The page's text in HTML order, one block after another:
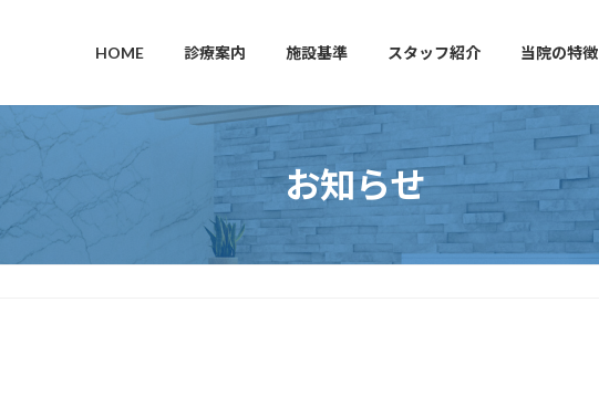
HOME 診療案内 施設基準 スタッフ紹介 当院の特徴
お知らせ